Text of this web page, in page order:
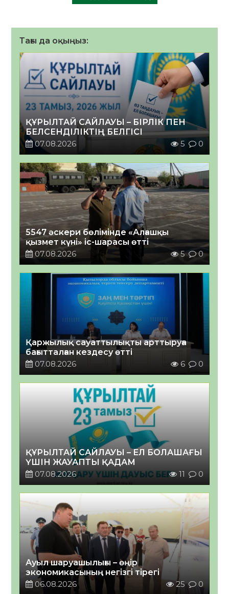
Тағы да оқыңыз:
ҚҰРЫЛТАЙ САЙЛАУЫ – БІРЛІК ПЕН
БЕЛСЕНДІЛІКТІҢ БЕЛГІСІ
07.08.2026
5 0
5547 әскери бөлімінде «Алғашқы
қызмет күні» іс-шарасы өтті
07.08.2026
5 0
Қаржылық сауаттылықты арттыруға
бағытталған кездесу өтті
07.08.2026
6 0
ҚҰРЫЛТАЙ САЙЛАУЫ – ЕЛ БОЛАШАҒЫ
ҮШІН ЖАУАПТЫ ҚАДАМ
07.08.2026
11 0
Ауыл шаруашылығы – өңір
экономикасының негізгі тірегі
06.08.2026
25 0